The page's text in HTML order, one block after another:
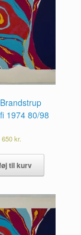
1974 80/98
650kr.
til kurv